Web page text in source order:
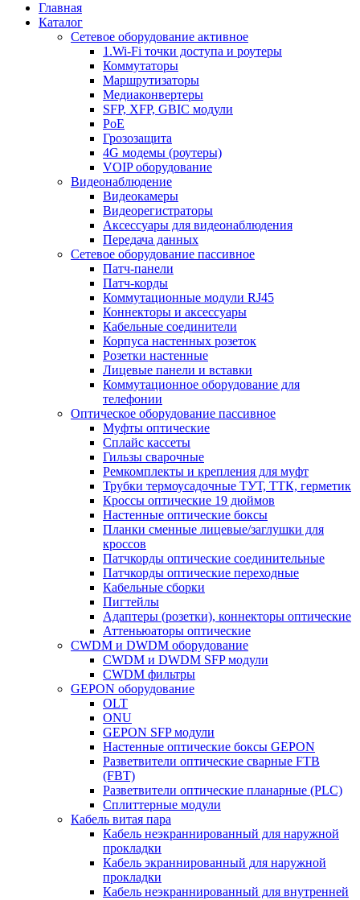
Главная
Каталог
Сетевое оборудование активное
1.Wi-Fi точки доступа и роутеры
Коммутаторы
Маршрутизаторы
Медиаконвертеры
SFP, XFP, GBIC модули
PoE
Грозозащита
4G модемы (роутеры)
VOIP оборудование
Видеонаблюдение
Видеокамеры
Видеорегистраторы
Аксессуары для видеонаблюдения
Передача данных
Сетевое оборудование пассивное
Патч-панели
Патч-корды
Коммутационные модули RJ45
Коннекторы и аксессуары
Кабельные соединители
Корпуса настенных розеток
Розетки настенные
Лицевые панели и вставки
Коммутационное оборудование для
телефонии
Оптическое оборудование пассивное
Муфты оптические
Сплайс кассеты
Гильзы сварочные
Ремкомплекты и крепления для муфт
Трубки термоусадочные ТУТ, ТТК, герметик
Кроссы оптические 19 дюймов
Настенные оптические боксы
Планки сменные лицевые/заглушки для
кроссов
Патчкорды оптические соединительные
Патчкорды оптические переходные
Кабельные сборки
Пигтейлы
Адаптеры (розетки), коннекторы оптические
Аттеньюаторы оптические
CWDM и DWDM оборудование
CWDM и DWDM SFP модули
CWDM фильтры
GEPON оборудование
OLT
ONU
GEPON SFP модули
Настенные оптические боксы GEPON
Разветвители оптические сварные FTB
(FBT)
Разветвители оптические планарные (PLC)
Сплиттерные модули
Кабель витая пара
Кабель неэкраннированный для наружной
прокладки
Кабель экраннированный для наружной
прокладки
Кабель неэкраннированный для внутренней